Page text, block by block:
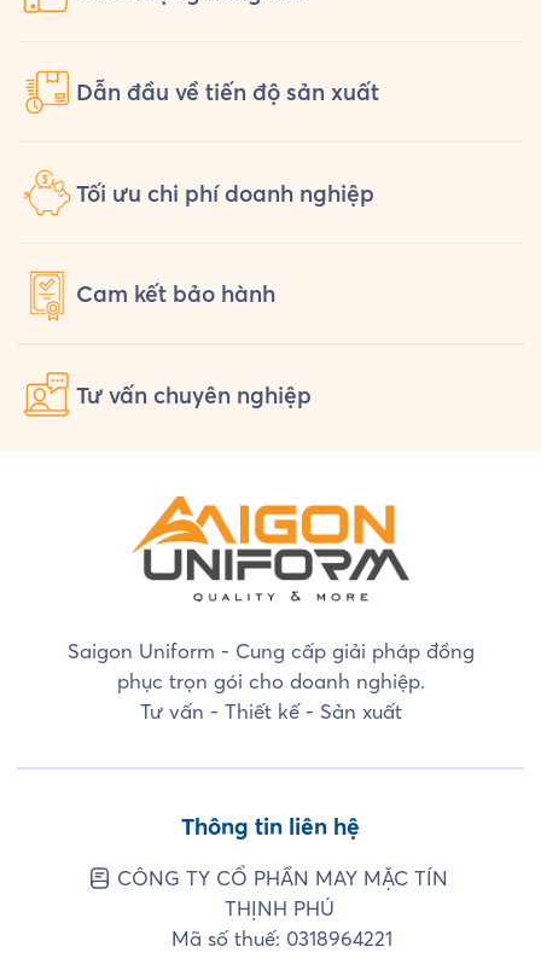
Dẫn đầu về tiến độ sản xuất
Tối ưu chi phí doanh nghiệp
Cam kết bảo hành
Tư vấn chuyên nghiệp
Saigon Uniform - Cung cấp giải pháp đồng
phục trọn gói cho doanh nghiệp.
Tư vấn - Thiết kế - Sản xuất
Thông tin liên hệ
CÔNG TY CỔ PHẦN MAY MẶC TÍN
THỊNH PHÚ
Mã số thuế: 0318964221